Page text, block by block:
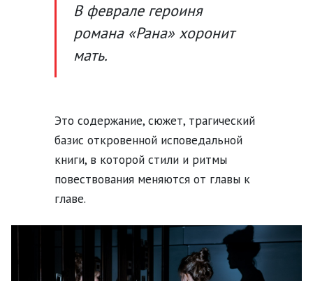
В феврале героиня
романа «Рана» хоронит
мать.
Это содержание, сюжет, трагический
базис откровенной исповедальной
книги, в которой стили и ритмы
повествования меняются от главы к
главе.